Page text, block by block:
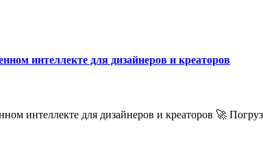
интеллекте для дизайнеров и креаторов